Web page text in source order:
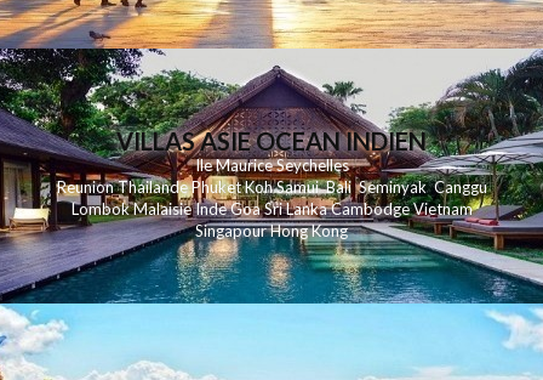
VILLAS ASIE OCEAN INDIEN
Ile MauriceSeychelles
ReunionThailandePhuketKohSamui Bali SeminyakCanggu
LombokMalaisieIndeGoaSri LankaCambodgeVietnam
SingapourHong Kong